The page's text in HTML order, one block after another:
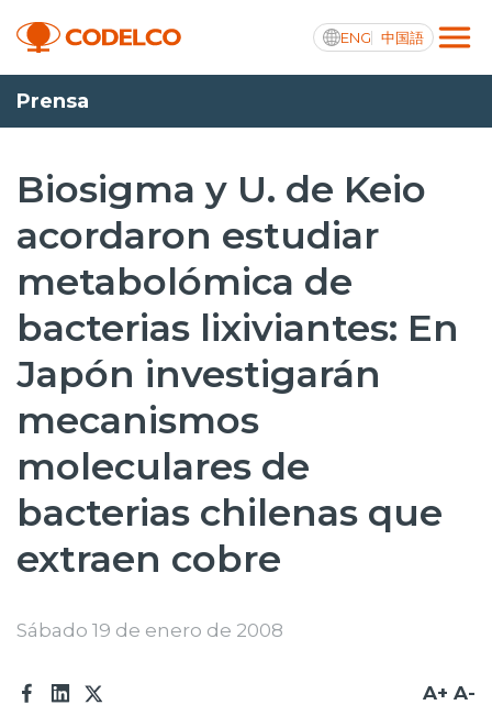
ENG 中国語
Transparencia activa
Nosotros
Operaciones
Proyectos
Sustentabilidad
Innovación
Inversionistas
Prensa
Trabaja en Codelco
Proveedores
Prensa
Biosigma y U. de Keio
acordaron estudiar
metabolómica de
bacterias lixiviantes: En
Japón investigarán
mecanismos
moleculares de
bacterias chilenas que
extraen cobre
Sábado 19 de enero de 2008
A+ A-